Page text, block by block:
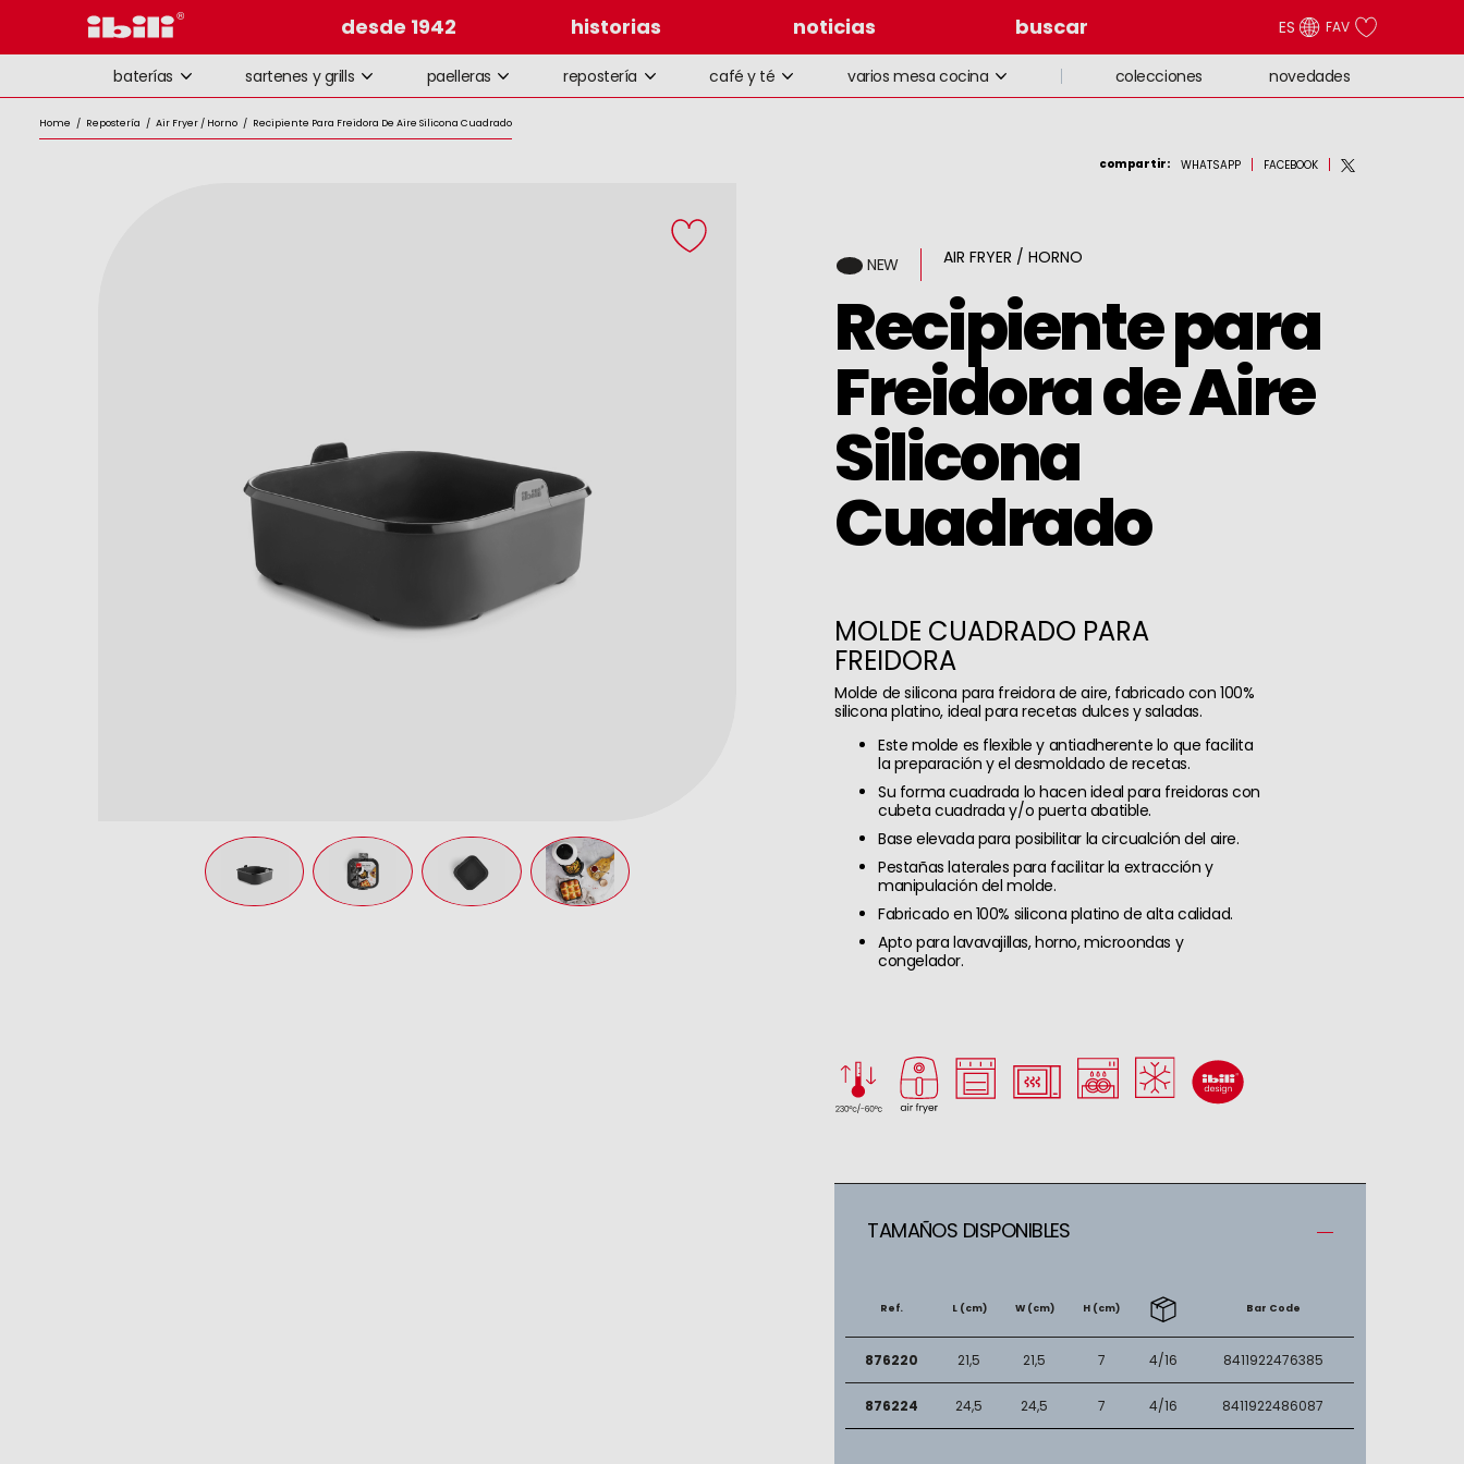
desde 1942 historias noticias buscar ES FAV
baterías sartenes y grills paelleras repostería café y té varios mesa cocina colecciones novedades
Home / Repostería / Air Fryer / Horno / Recipiente Para Freidora De Aire Silicona Cuadrado
compartir: WHATSAPP FACEBOOK
NEW AIR FRYER / HORNO
Recipiente para
Freidora de Aire
Silicona
Cuadrado
MOLDE CUADRADO PARA
FREIDORA
Molde de silicona para freidora de aire, fabricado con 100%
silicona platino, ideal para recetas dulces y saladas.
Este molde es flexible y antiadherente lo que facilita
la preparación y el desmoldado de recetas.
Su forma cuadrada lo hacen ideal para freidoras con
cubeta cuadrada y/o puerta abatible.
Base elevada para posibilitar la circualción del aire.
Pestañas laterales para facilitar la extracción y
manipulación del molde.
Fabricado en 100% silicona platino de alta calidad.
Apto para lavavajillas, horno, microondas y
congelador.
TAMAÑOS DISPONIBLES
Ref. L (cm) W (cm) H (cm) Bar Code
876220 21,5 21,5 7 4/16 8411922476385
876224 24,5 24,5 7 4/16 8411922486087